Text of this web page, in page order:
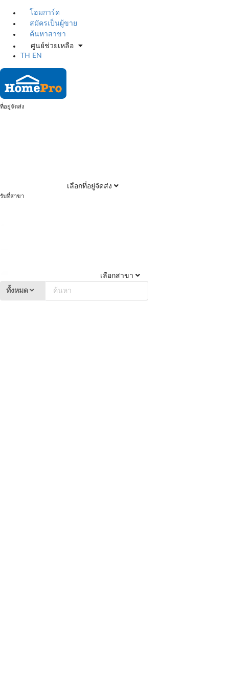
โฮมการ์ด
สมัครเป็นผู้ขาย
ค้นหาสาขา
ศูนย์ช่วยเหลือ
TH
EN
ที่อยู่จัดส่ง
เลือกที่อยู่จัดส่ง
รับที่สาขา
เลือกสาขา
ทั้งหมด